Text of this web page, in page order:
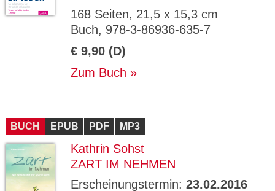
168 Seiten, 21,5 x 15,3 cm
Buch, 978-3-86936-635-7
€ 9,90 (D)
Zum Buch
BUCH EPUB PDF MP3
Kathrin Sohst
ZART IM NEHMEN
Erscheinungstermin: 23.02.2016